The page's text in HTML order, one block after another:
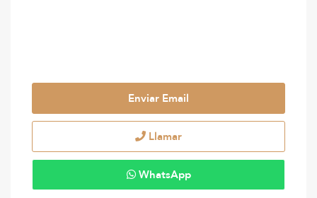
Enviar Email
Llamar
WhatsApp